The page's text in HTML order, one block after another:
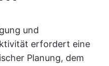
und
erfordert eine
Planung, dem